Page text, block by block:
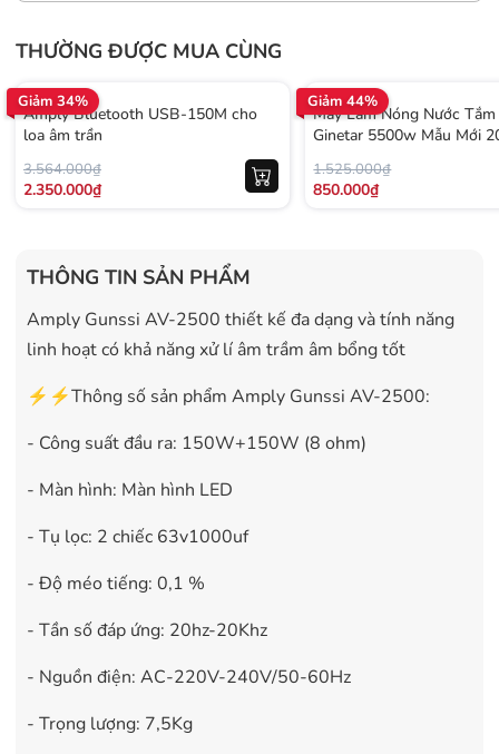
THƯỜNG ĐƯỢC MUA CÙNG
Giảm 34%
Amply Bluetooth USB-150M cho
loa âm trần
3.564.000₫
2.350.000₫
Giảm 44%
Máy Làm Nóng Nước
Ginetar 5500w Mẫu Mới
1.525.000₫
850.000₫
THÔNG TIN SẢN PHẨM
Amply Gunssi AV-2500 thiết kế đa dạng và tính năng
linh hoạt có khả năng xử lí âm trầm âm bổng tốt
⚡⚡Thông số sản phẩm Amply Gunssi AV-2500:
- Công suất đầu ra: 150W+150W (8 ohm)
- Màn hình: Màn hình LED
- Tụ lọc: 2 chiếc 63v1000uf
- Độ méo tiếng: 0,1 %
- Tần số đáp ứng: 20hz-20Khz
- Nguồn điện: AC-220V-240V/50-60Hz
- Trọng lượng: 7,5Kg